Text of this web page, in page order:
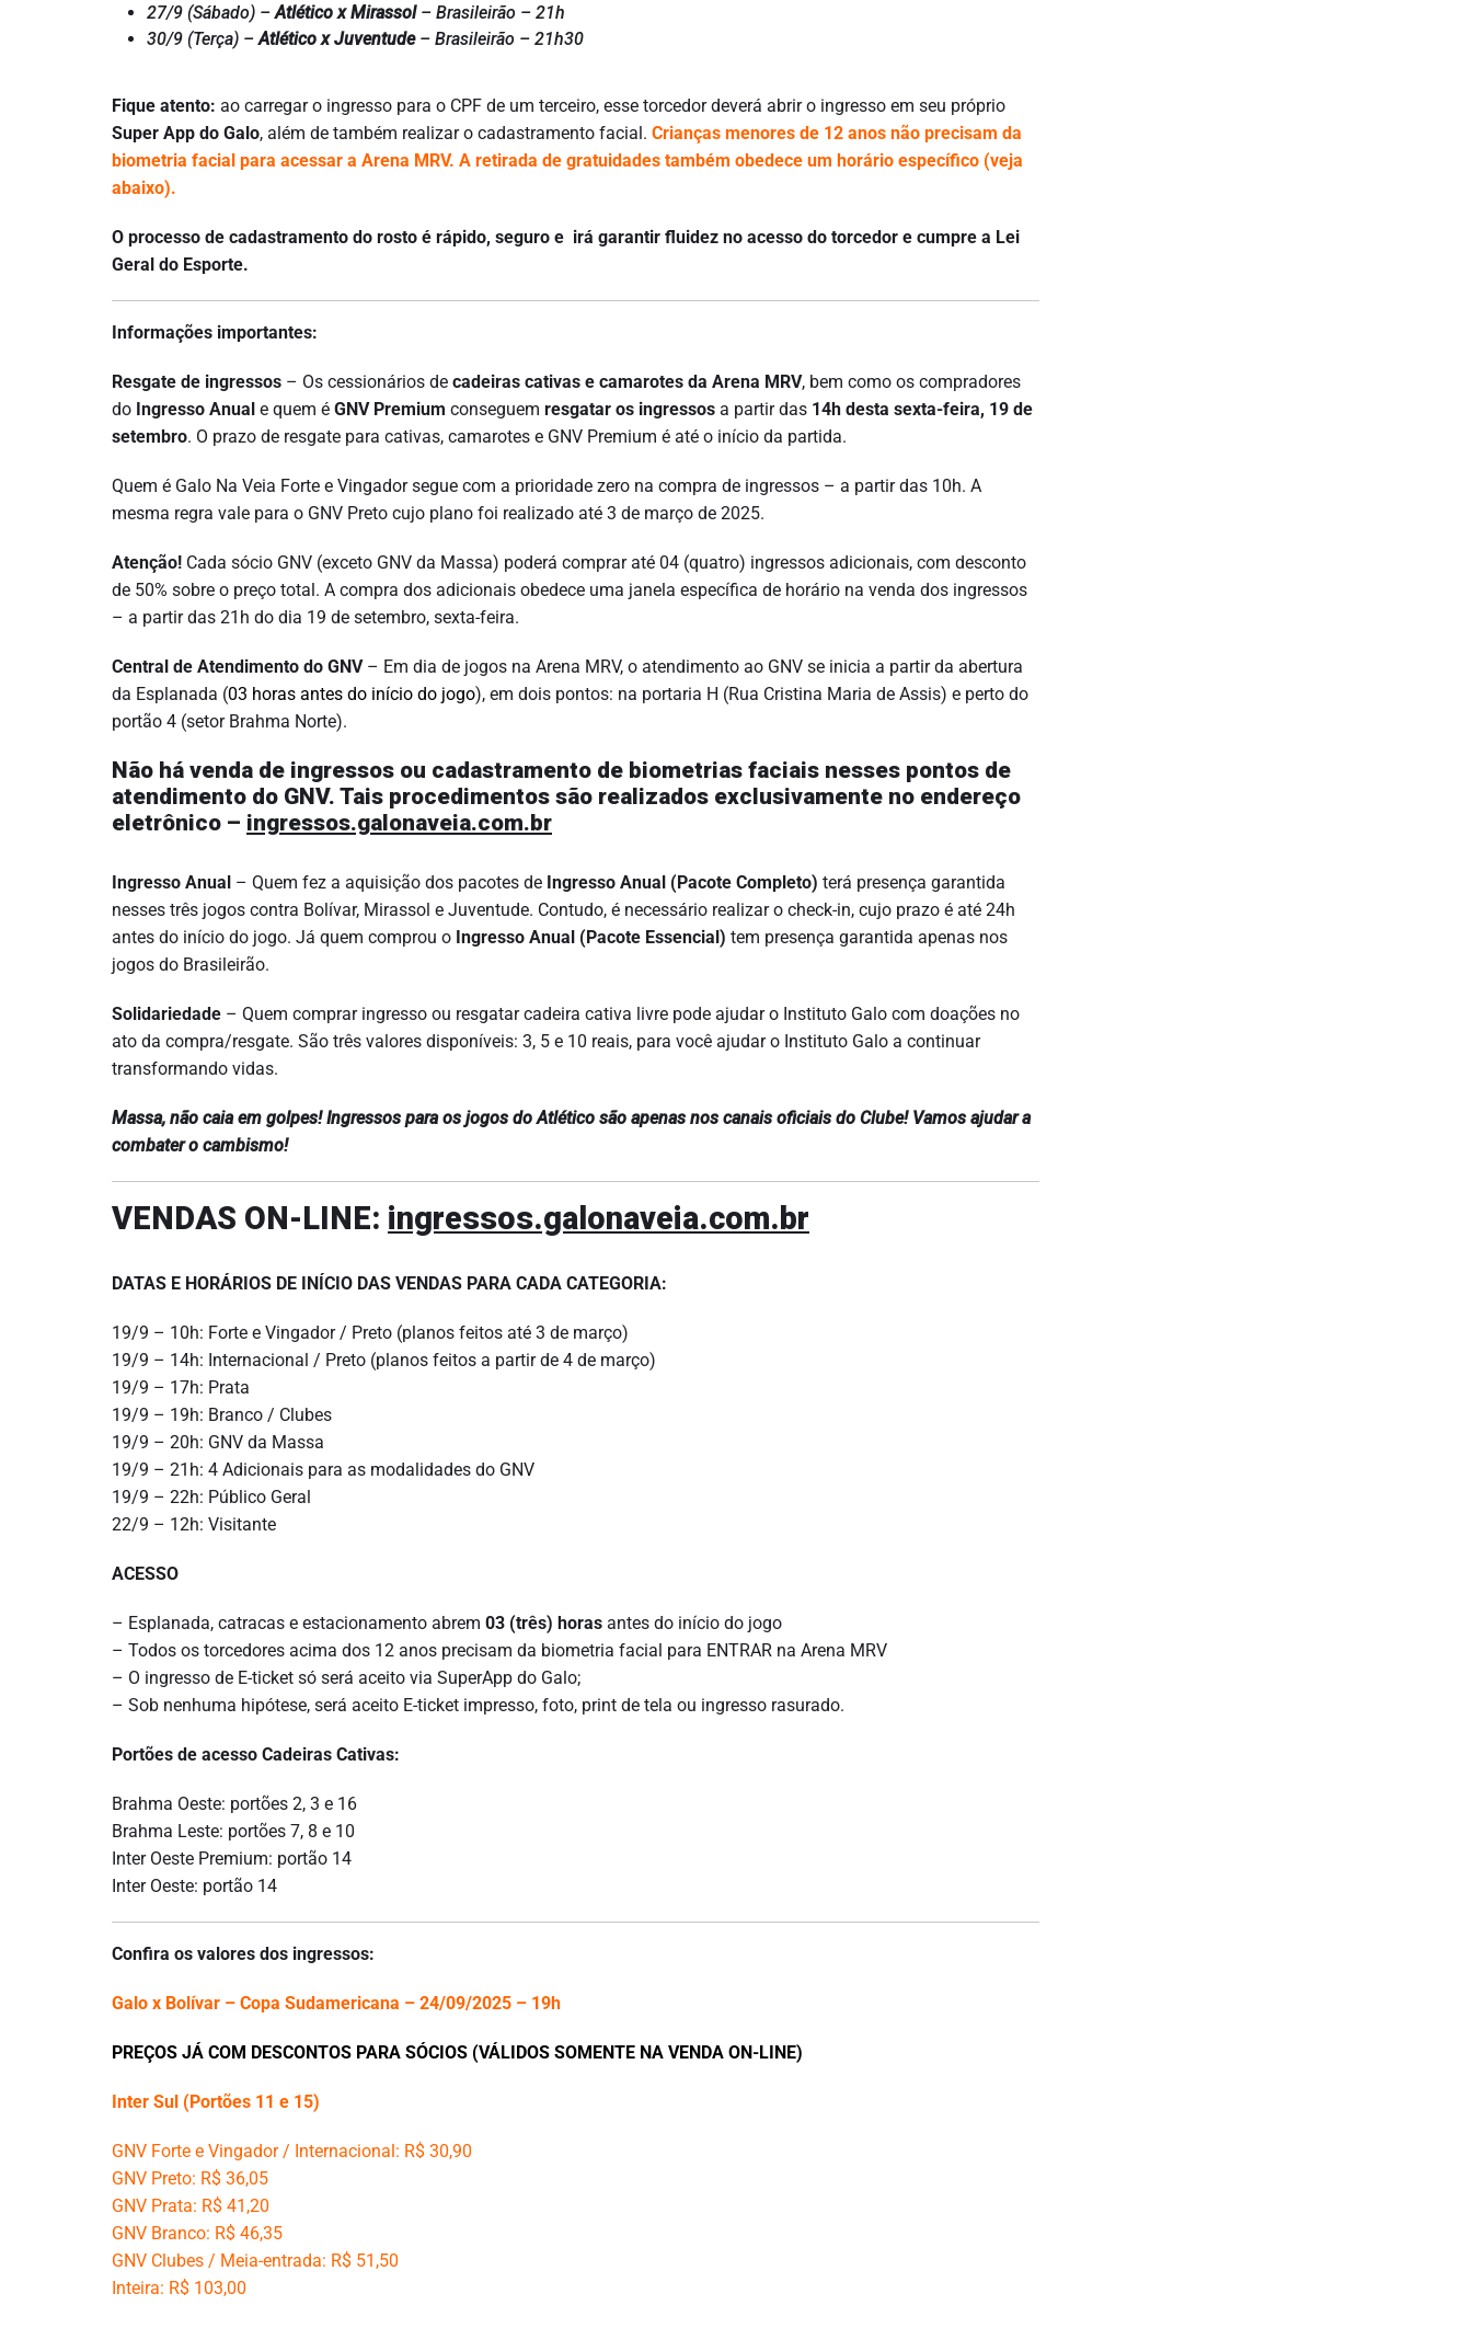
27/9 (Sábado) –Atlético x Mirassol– Brasileirão – 21h
30/9 (Terça) –Atlético x Juventude– Brasileirão – 21h30
Fique atento: ao carregar o ingresso para o CPF de um terceiro, esse torcedor deverá abrir o ingresso em seu próprio
Super App do Galo, além de também realizar o cadastramento facial. Crianças menores de 12 anos não precisam da
biometria facial para acessar a Arena MRV. A retirada de gratuidades também obedece um horário específico (veja
abaixo).
O processo de cadastramento do rosto é rápido, seguro e irá garantir fluidez no acesso do torcedor e cumpre a Lei
Geral do Esporte.
Informações importantes:
Resgate de ingressos – Os cessionários de cadeiras cativas e camarotes da Arena MRV, bem como os compradores
do Ingresso Anual e quem é GNV Premium conseguem resgatar os ingressos a partir das 14h desta sexta-feira, 19 de
setembro. O prazo de resgate para cativas, camarotes e GNV Premium é até o início da partida.
Quem é Galo Na Veia Forte e Vingador segue com a prioridade zero na compra de ingressos – a partir das 10h. A
mesma regra vale para o GNV Preto cujo plano foi realizado até 3 de março de 2025.
Atenção! Cada sócio GNV (exceto GNV da Massa) poderá comprar até 04 (quatro) ingressos adicionais, com desconto
de 50% sobre o preço total. A compra dos adicionais obedece uma janela específica de horário na venda dos ingressos
– a partir das 21h do dia 19 de setembro, sexta-feira.
Central de Atendimento do GNV– Em dia de jogos na Arena MRV, o atendimento ao GNV se inicia a partir da abertura
da Esplanada (03 horas antes do início do jogo), em dois pontos: na portaria H (Rua Cristina Maria de Assis) e perto do
portão 4 (setor Brahma Norte).
Não há venda de ingressos ou cadastramento de biometrias faciais nesses pontos de
atendimento do GNV. Tais procedimentos são realizados exclusivamente no endereço
eletrônico – ingressos.galonaveia.com.br
Ingresso Anual – Quem fez a aquisição dos pacotes de Ingresso Anual (Pacote Completo) terá presença garantida
nesses três jogos contra Bolívar, Mirassol e Juventude. Contudo, é necessário realizar o check-in, cujo prazo é até 24h
antes do início do jogo. Já quem comprou o Ingresso Anual (Pacote Essencial) tem presença garantida apenas nos
jogos do Brasileirão.
Solidariedade – Quem comprar ingresso ou resgatar cadeira cativa livre pode ajudar o Instituto Galo com doações no
ato da compra/resgate. São três valores disponíveis: 3, 5 e 10 reais, para você ajudar o Instituto Galo a continuar
transformando vidas.
Massa, não caia em golpes! Ingressos para os jogos do Atlético são apenas nos canais oficiais do Clube! Vamos ajudar a
combater o cambismo!
VENDAS ON-LINE: ingressos.galonaveia.com.br
DATAS E HORÁRIOS DE INÍCIO DAS VENDAS PARA CADA CATEGORIA:
19/9 – 10h: Forte e Vingador / Preto (planos feitos até 3 de março)
19/9 – 14h: Internacional / Preto (planos feitos a partir de 4 de março)
19/9 – 17h: Prata
19/9 – 19h: Branco / Clubes
19/9 – 20h: GNV da Massa
19/9 – 21h: 4 Adicionais para as modalidades do GNV
19/9 – 22h: Público Geral
22/9 – 12h: Visitante
ACESSO
– Esplanada, catracas e estacionamento abrem 03 (três) horas antes do início do jogo
– Todos os torcedores acima dos 12 anos precisam da biometria facial para ENTRAR na Arena MRV
– O ingresso de E-ticket só será aceito via SuperApp do Galo;
– Sob nenhuma hipótese, será aceito E-ticket impresso, foto, print de tela ou ingresso rasurado.
Portões de acesso Cadeiras Cativas:
Brahma Oeste: portões 2, 3 e 16
Brahma Leste: portões 7, 8 e 10
Inter Oeste Premium: portão 14
Inter Oeste: portão 14
Confira os valores dos ingressos:
Galo x Bolívar – Copa Sudamericana – 24/09/2025 – 19h
PREÇOS JÁ COM DESCONTOS PARA SÓCIOS (VÁLIDOS SOMENTE NA VENDA ON-LINE)
Inter Sul (Portões 11 e 15)
GNV Forte e Vingador / Internacional: R$ 30,90
GNV Preto: R$ 36,05
GNV Prata: R$ 41,20
GNV Branco: R$ 46,35
GNV Clubes / Meia-entrada: R$ 51,50
Inteira: R$ 103,00